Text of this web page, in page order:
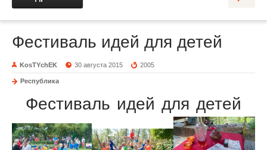
Фестиваль идей для детей
KosTYchEK 30 августа 2015 2005
Республика
Фестиваль идей для детей